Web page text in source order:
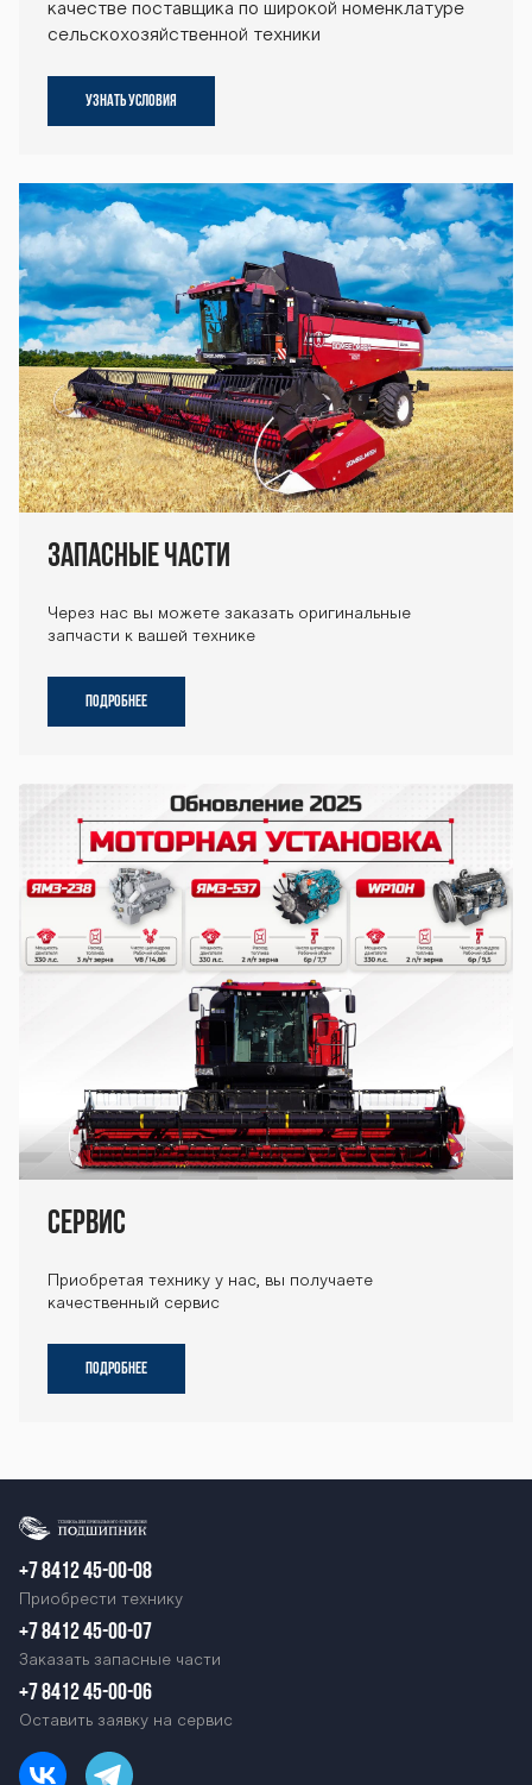
качестве поставщика по широкой номенклатуре
сельскохозяйственной техники
УЗНАТЬ УСЛОВИЯ
Запасные части
Через нас вы можете заказать оригинальные
запчасти к вашей технике
ПОДРОБНЕЕ
Сервис
Приобретая технику у нас, вы получаете
качественный сервис
ПОДРОБНЕЕ
+7 8412 45-00-08
Приобрести технику
+7 8412 45-00-07
Заказать запасные части
+7 8412 45-00-06
Оставить заявку на сервис